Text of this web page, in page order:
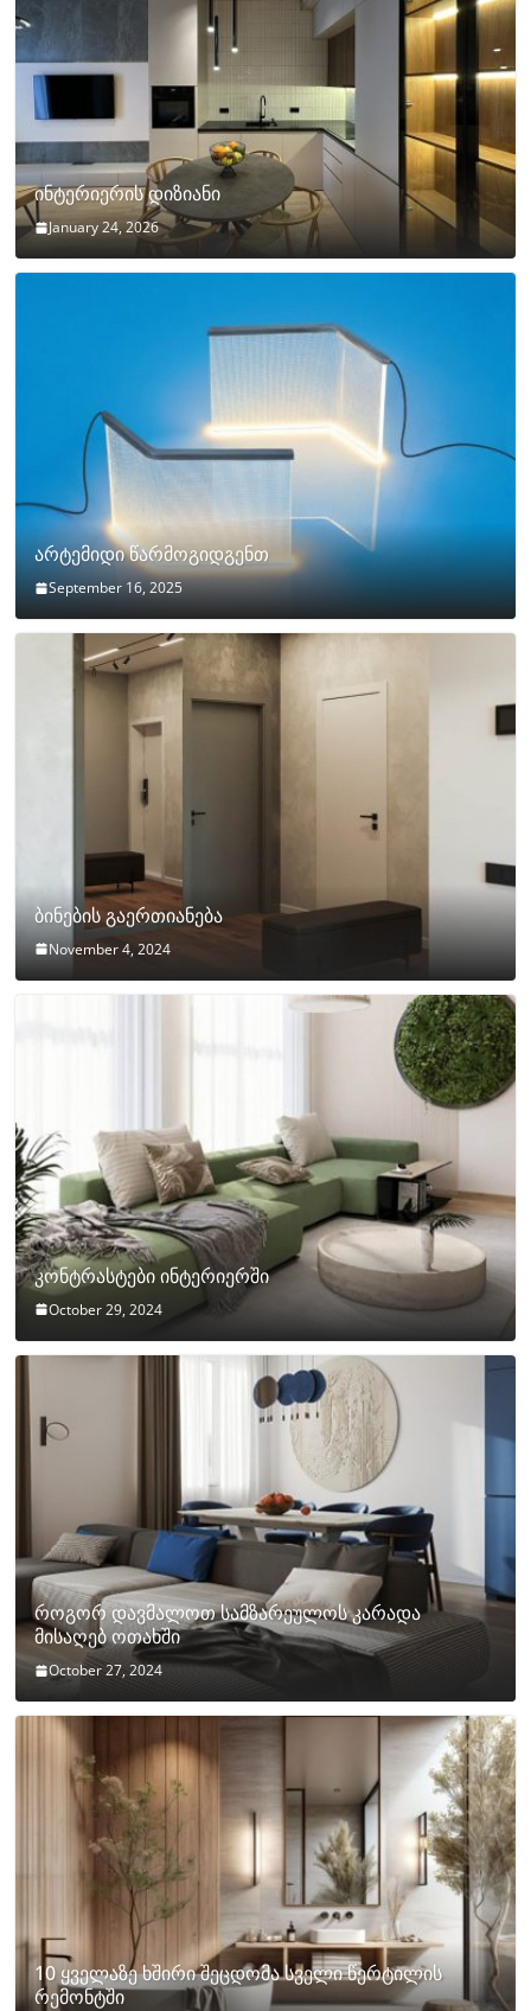
ინტერიერის დიზიანი
January 24, 2026
არტემიდი წარმოგიდგენთ
September 16, 2025
ბინების გაერთიანება
November 4, 2024
კონტრასტები ინტერიერში
October 29, 2024
როგორ დავმალოთ სამზარეულოს კარადა
მისაღებ ოთახში
October 27, 2024
10 ყველაზე ხშირი შეცდომა სველი წერტილის
რემონტში